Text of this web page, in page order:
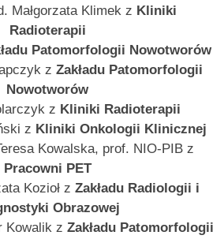
Małgorzata Klimek z Kliniki
Radioterapii
Patomorfologii Nowotworów
z Zakładu Patomorfologii
Nowotworów
z Kliniki Radioterapii
z Kliniki Onkologii Klinicznej
Kowalska, prof. NIO-PIB z
Pracowni PET
Kozioł z Zakładu Radiologii i
Obrazowej
Kowalik z Zakładu Patomorfologii